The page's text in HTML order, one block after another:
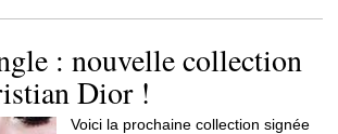
: nouvelle collection
Dior !
Voici la prochaine collection signée